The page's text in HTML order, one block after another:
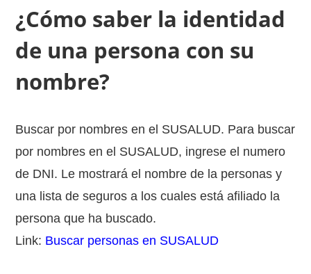
¿Cómo saber la identidad
de una persona con su
nombre?
Buscar por nombres en el SUSALUD. Para buscar
por nombres en el SUSALUD, ingrese el numero
de DNI. Le mostrará el nombre de la personas y
una lista de seguros a los cuales está afiliado la
persona que ha buscado.
Link: Buscar personas en SUSALUD